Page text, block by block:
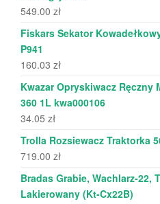
549.00 zł
Fiskars Sekator
P941
160.03 zł
Kwazar Opryskiwacz Ręczny
360 1L kwa000106
34.05 zł
Trolla Rozsiewacz Traktorka
719.00 zł
Bradas Grabie, Wachlarz-22,
Lakierowany (Kt-Cx22B)